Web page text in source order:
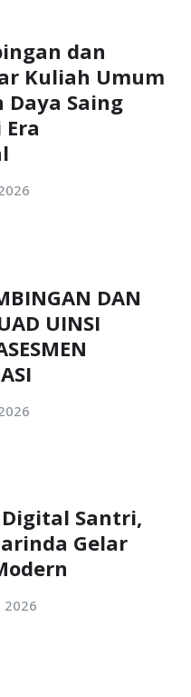
dan
Kuliah Umum
Saing
DAN
UINSI
Santri,
Gelar
2026